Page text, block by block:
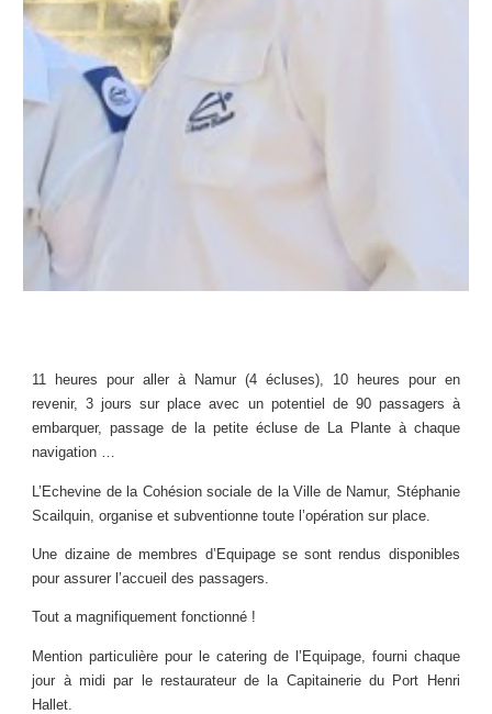
11 heures pour aller à Namur (4 écluses), 10 heures pour en
revenir, 3 jours sur place avec un potentiel de 90 passagers à
embarquer, passage de la petite écluse de La Plante à chaque
navigation …
L’Echevine de la Cohésion sociale de la Ville de Namur, Stéphanie
Scailquin, organise et subventionne toute l’opération sur place.
Une dizaine de membres d’Equipage se sont rendus disponibles
pour assurer l’accueil des passagers.
Tout a magnifiquement fonctionné !
Mention particulière pour le catering de l’Equipage, fourni chaque
jour à midi par le restaurateur de la Capitainerie du Port Henri
Hallet.